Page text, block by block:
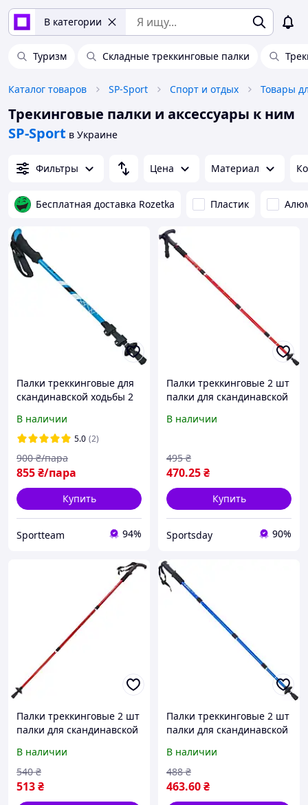
В категории
Туризм Складные треккинговые палки
Каталог товаров SP-Sport Спорт и отдых Товары
Трекинговые палки и аксессуары к ним
SP-Sport в Украине
Фильтры Цена Материал
Бесплатная доставка Rozetka Пластик
Палки треккинговые для
скандинавской ходьбы 2
0468
В наличии
5.0 (2)
855₴/пара
900 ₴/пара
Купить
Sportteam 94%
Палки треккинговые 2 шт
палки для скандинавской
ENERGIA TY-2915-2
В наличии
470.25₴
495 ₴
Купить
Sportsday 90%
Палки треккинговые 2 шт
палки для скандинавской
ENERGIA TY-3924-2
В наличии
513₴
540 ₴
Палки треккинговые 2 шт
палки для скандинавской
ENERGIA TY-2915-1
В наличии
463.60₴
488 ₴